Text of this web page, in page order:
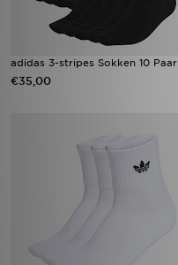
adidas 3-stripes Sokken 10 Paar
€35,00